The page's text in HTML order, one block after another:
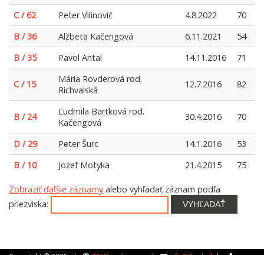
C / 62
Peter Vilinovič 4.8.2022
70
B / 36
Alžbeta Kačengová 6.11.2021
54
B / 35
Pavol Antal 14.11.2016 71
C / 15
Mária Rovderová rod.
Richvalská
12.7.2016 82
B / 24
Ľudmila Bartková rod.
Kačengová
30.4.2016 70
D / 29 Peter Šurc 14.1.2016
53
B / 10
Jozef Motyka 21.4.2015 75
Zobraziť ďaľšie záznamy alebo vyhľadať záznam podľa
priezviska:
VYHĽADAŤ